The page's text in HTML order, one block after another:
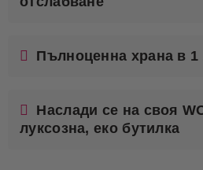
Пълноценна храна в
Наслади се на своя
луксозна, еко бутилка